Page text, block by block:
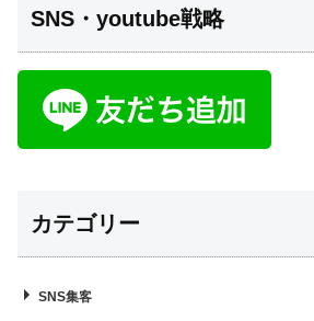
SNS・youtube戦略
カテゴリー
SNS集客